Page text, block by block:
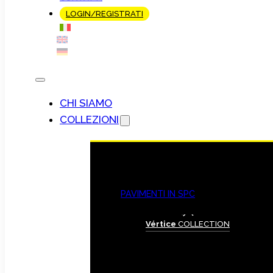
LOGIN/REGISTRATI
CHI SIAMO
COLLEZIONI
PAVIMENTI IN SPC
Vértice COLLECTION